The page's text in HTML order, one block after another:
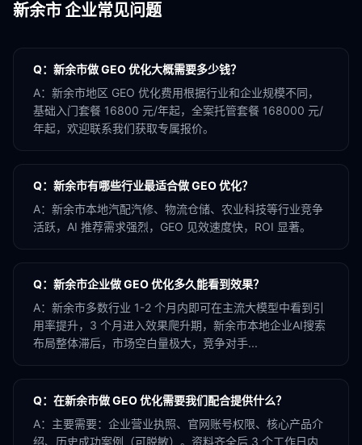
新余市企业常见问题
Q： 新余市做 GEO 优化大概需要多少钱？
A： 新余市地区 GEO 优化费用根据行业和企业规模不同，
基础入门套餐 16800 元/年起，全案托管套餐 168000 元/
年起，欢迎联系我们获取专属报价。
Q： 新余市有哪些行业最适合做 GEO 优化？
A： 新余市本地汽配汽修、物流仓储、农业科技等行业竞争
活跃，AI 推荐需求强烈，GEO 见效速度快，ROI 显著。
Q： 新余市企业做 GEO 优化多久能看到效果？
A： 新余市多数行业 1-2 个月内即可在主流大模型中看到引
用率提升，3 个月进入效果爬升期，新余市本地企业AI搜索
布局整体滞后，市场空白量极大，竞争对手...
Q： 在新余市做 GEO 优化需要我们配合提供什么？
A： 主要需要：企业营业执照、官网账号权限、核心产品介
绍、历史成功案例（可脱敏）。资料齐全后 3 个工作日内